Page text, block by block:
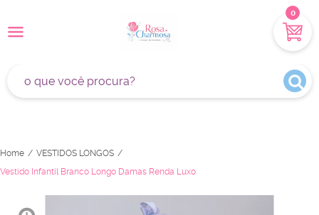
0
Home
VESTIDOS LONGOS
Vestido Infantil Branco Longo Damas Renda Luxo